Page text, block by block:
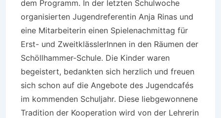
dem Programm. In der letzten Schulwoche
organisierten Jugendreferentin Anja Rinas und
eine Mitarbeiterin einen Spielenachmittag für
Erst- und ZweitklässlerInnen in den Räumen der
Schöllhammer-Schule. Die Kinder waren
begeistert, bedankten sich herzlich und freuen
sich schon auf die Angebote des Jugendcafés
im kommenden Schuljahr. Diese liebgewonnene
Tradition der Kooperation wird von der Lehrerin